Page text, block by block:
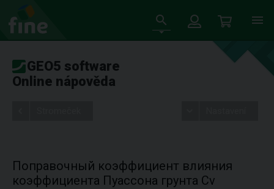
GEO5 software
Online nápověda
Поправочный коэффициент влияния
коэффициента Пуассона грунта Cv